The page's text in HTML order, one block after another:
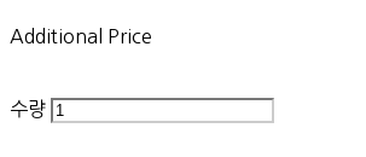
Additional Price
수량